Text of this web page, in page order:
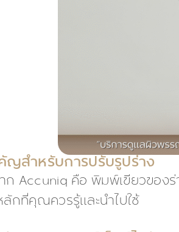
ญสำหรับการปรับรูปร่าง
ก Accuniq คือ พิมพ์เขียวของ
กที่คุณควรรู้และนำไปใช้